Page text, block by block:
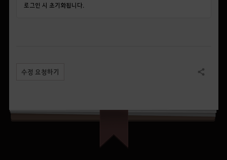
로그인 시 초기화됩니다.
수정 요청하기 공유하기